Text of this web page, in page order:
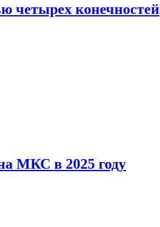
четырех конечностей
МКС в 2025 году